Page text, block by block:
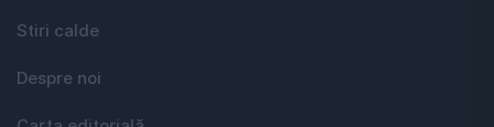
Stiri calde
Despre noi